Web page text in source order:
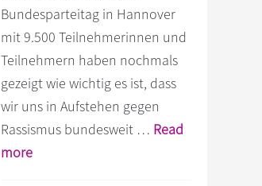
Bundesparteitag in Hannover
mit 9.500 Teilnehmerinnen und
Teilnehmern haben nochmals
gezeigt wie wichtig es ist, dass
wir uns in Aufstehen gegen
Rassismus bundesweit … Read
moreInfos